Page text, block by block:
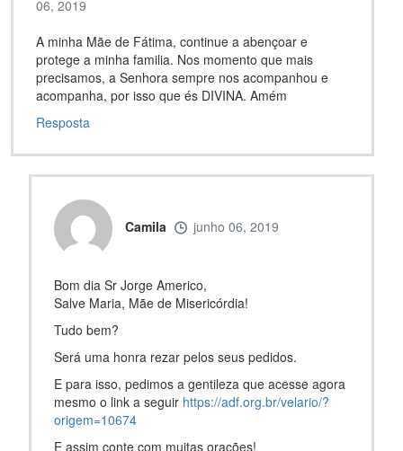
06, 2019
A minha Mãe de Fátima, continue a abençoar e
protege a minha familia. Nos momento que mais
precisamos, a Senhora sempre nos acompanhou e
acompanha, por isso que és DIVINA. Amém
Resposta
Camila junho 06, 2019
Bom dia Sr Jorge Americo,
Salve Maria, Mãe de Misericórdia!
Tudo bem?
Será uma honra rezar pelos seus pedidos.
E para isso, pedimos a gentileza que acesse agora
mesmo o link a seguir https://adf.org.br/velario/?
origem=10674
E assim conte com muitas orações!